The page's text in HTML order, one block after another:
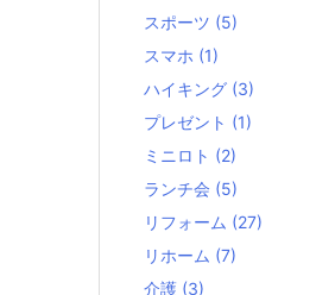
スポーツ (5)
スマホ (1)
ハイキング (3)
プレゼント (1)
ミニロト (2)
ランチ会 (5)
リフォーム (27)
リホーム (7)
介護 (3)